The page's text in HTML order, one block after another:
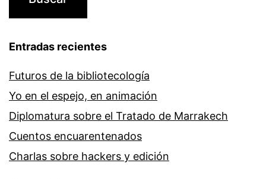
Entradas recientes
Futuros de la bibliotecología
Yo en el espejo, en animación
Diplomatura sobre el Tratado de Marrakech
Cuentos encuarentenados
Charlas sobre hackers y edición